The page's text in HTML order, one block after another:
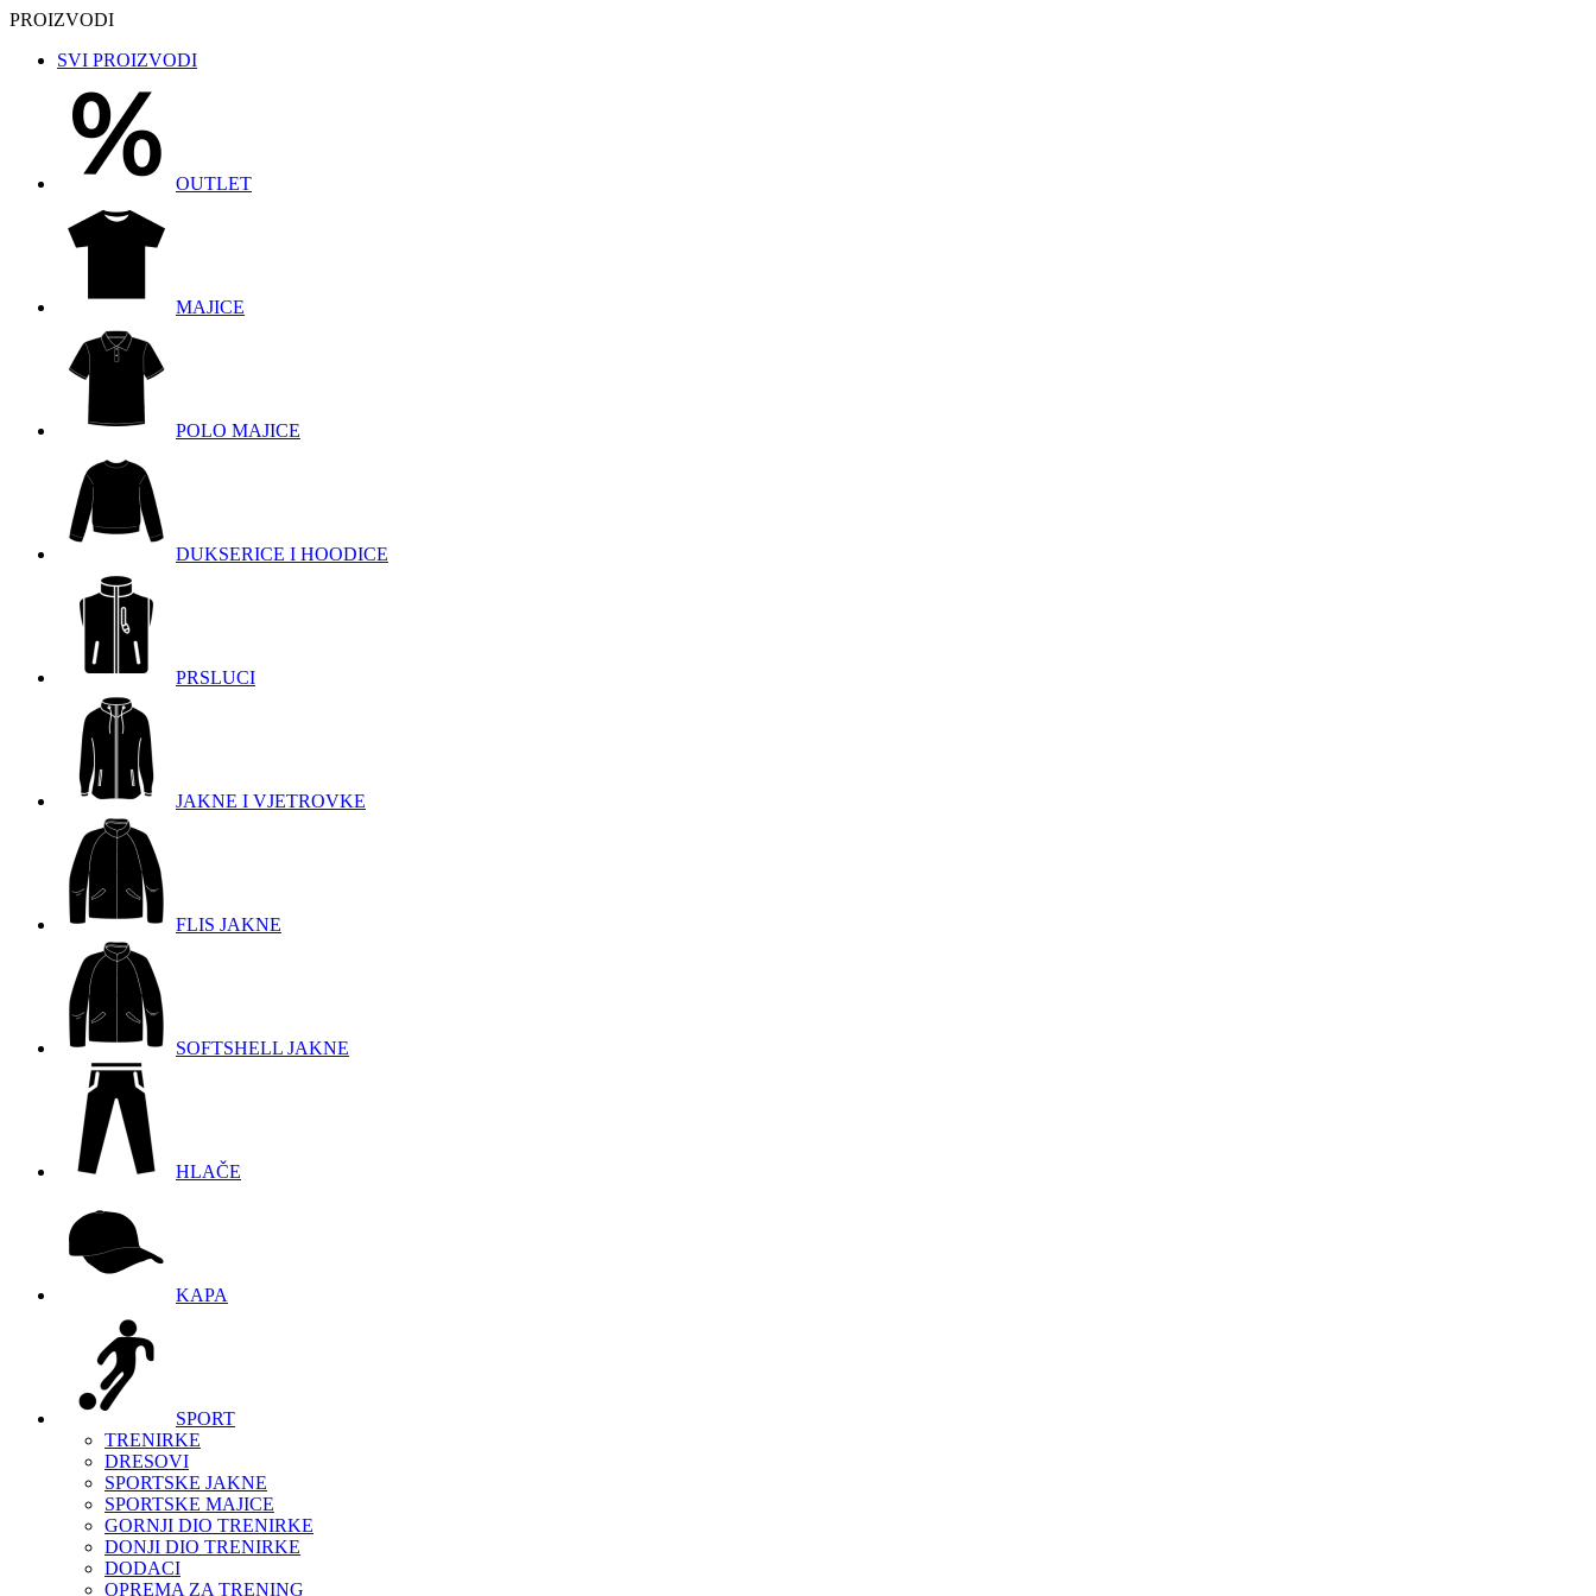
PROIZVODI
SVI PROIZVODI
OUTLET
MAJICE
POLO MAJICE
DUKSERICE I HOODICE
PRSLUCI
JAKNE I VJETROVKE
FLIS JAKNE
SOFTSHELL JAKNE
HLAČE
KAPA
SPORT
TRENIRKE
DRESOVI
SPORTSKE JAKNE
SPORTSKE MAJICE
GORNJI DIO TRENIRKE
DONJI DIO TRENIRKE
DODACI
OPREMA ZA TRENING